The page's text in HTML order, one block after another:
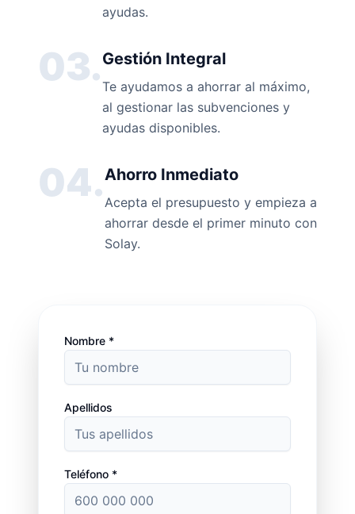
ayudas.
03.Gestión Integral
Te ayudamos a ahorrar al máximo,
al gestionar las subvenciones y
ayudas disponibles.
04.Ahorro Inmediato
Acepta el presupuesto y empieza a
ahorrar desde el primer minuto con
Solay.
Nombre *
Apellidos
Teléfono *